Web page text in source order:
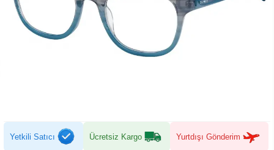
Yetkili Satıcı Ücretsiz Kargo Yurtdışı Gönderim